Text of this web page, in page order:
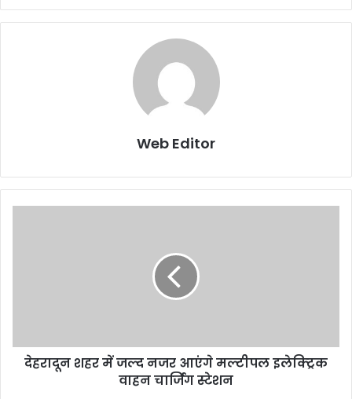
Web Editor
देहरादून शहर में जल्द नजर आएंगे मल्टीपल इलेक्ट्रिक
वाहन चार्जिंग स्टेशन